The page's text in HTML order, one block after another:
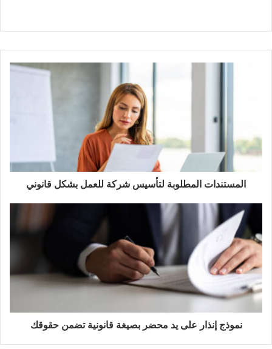
المستندات المطلوبة لتأسيس شركة للعمل بشكل قانوني
نموذج إنذار على يد محضر بصيغة قانونية تضمن حقوقك